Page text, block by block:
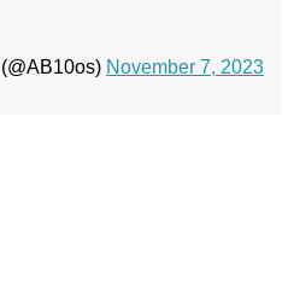
November 7, 2023